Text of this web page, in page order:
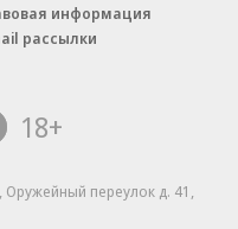
информация
рассылки
18+
переулок д. 41,